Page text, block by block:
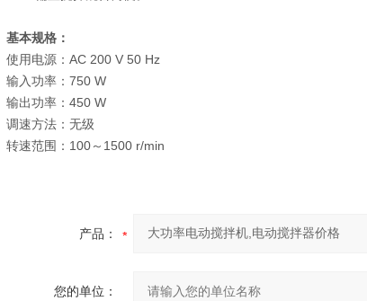
基本规格：
使用电源：AC 200 V 50 Hz
输入功率：750 W
输出功率：450 W
调速方法：无级
转速范围：100～1500 r/min
产品：
您的单位：